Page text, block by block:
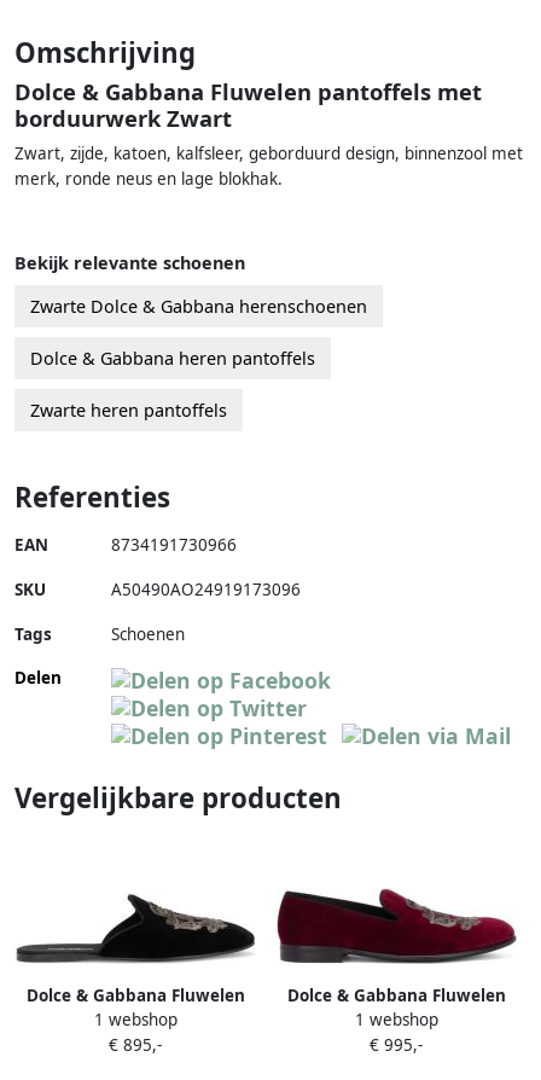
Omschrijving
Dolce & Gabbana Fluwelen pantoffels met
borduurwerk Zwart
Zwart, zijde, katoen, kalfsleer, geborduurd design, binnenzool met
merk, ronde neus en lage blokhak.
Bekijk relevante schoenen
Zwarte Dolce & Gabbana herenschoenen
Dolce & Gabbana heren pantoffels
Zwarte heren pantoffels
Referenties
EAN 8734191730966
SKU A50490AO24919173096
Tags
Schoenen
Delen
Vergelijkbare producten
Dolce & Gabbana Fluwelen
pantoffels met borduurwerk
Zwart
1 webshop
€ 895,-
Dolce & Gabbana Fluwelen
pantoffels met borduurwerk
Rood
1 webshop
€ 995,-